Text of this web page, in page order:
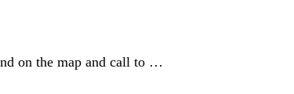
on the map and call to …